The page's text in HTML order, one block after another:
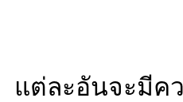
ต่ละอันจะมีค